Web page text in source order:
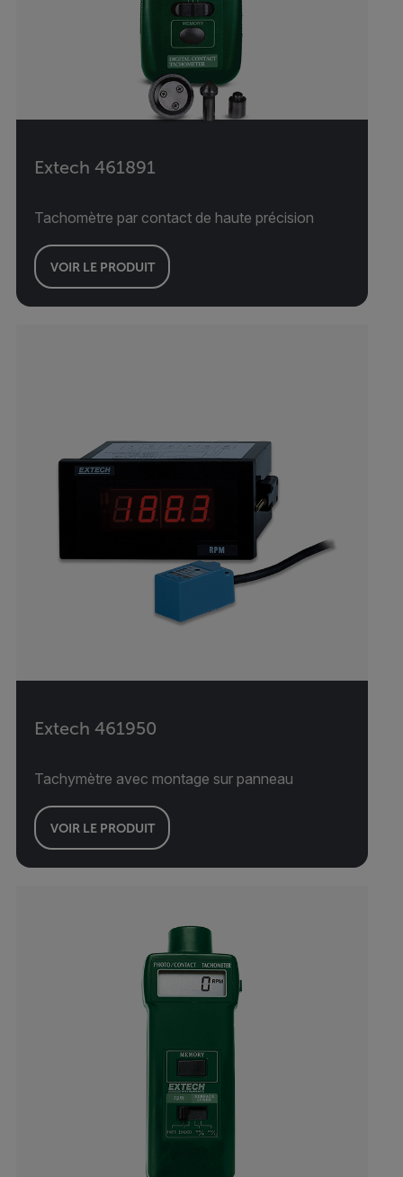
Extech 461891
Tachomètre par contact de haute précision
VOIR LE PRODUIT
Extech 461950
Tachymètre avec montage sur panneau
VOIR LE PRODUIT